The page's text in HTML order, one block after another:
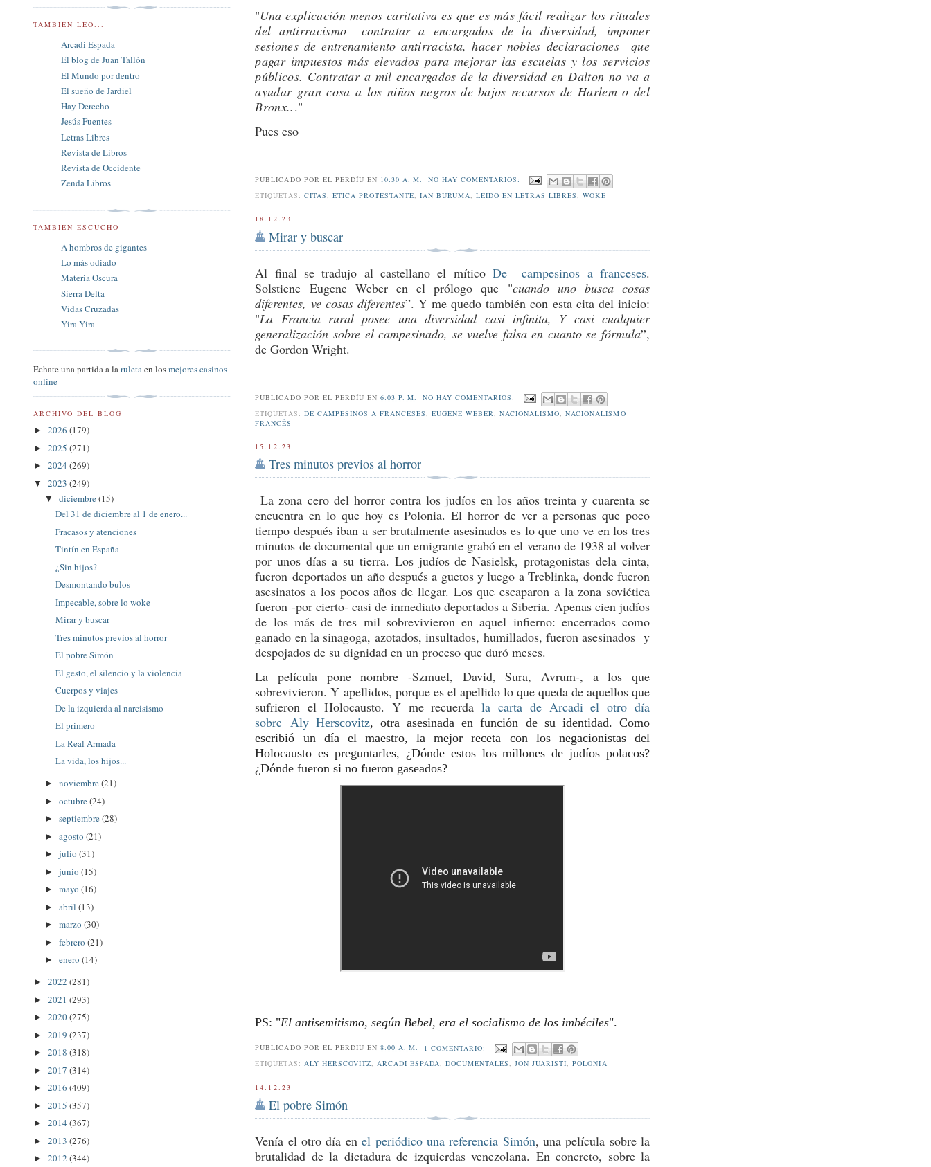
"Una explicación menos caritativa es que es más fácil realizar los rituales
del antirracismo –contratar a encargados de la diversidad, imponer
sesiones de entrenamiento antirracista, hacer nobles declaraciones– que
pagar impuestos más elevados para mejorar las escuelas y los servicios
públicos. Contratar a mil encargados de la diversidad en Dalton no va a
ayudar gran cosa a los niños negros de bajos recursos de Harlem o del
Bronx..."
Pues eso
PUBLICADO POR EL PERDÍU EN 10:30 A. M.
NO HAY COMENTARIOS:
ETIQUETAS: CITAS ÉTICA PROTESTANTE IAN BURUMA ,LEÍDO EN LETRAS LIBRES ,WOKE
18.12.23
Mirar y buscar
Al final se tradujo al castellano el mítico De campesinos a franceses.
Solstiene Eugene Weber en el prólogo que "cuando uno busca cosas
diferentes, ve cosas diferentes”. Y me quedo también con esta cita del inicio:
"La Francia rural posee una diversidad casi infinita, Y casi cualquier
generalización sobre el campesinado, se vuelve falsa en cuanto se fórmula”,
de Gordon Wright.
PUBLICADO POR EL PERDÍU EN 6:03 P. M.
NO HAY COMENTARIOS:
ETIQUETAS: DE CAMPESINOS A FRANCESES EUGENE WEBER ,NACIONALISMO ,NACIONALISMO
FRANCÉS
15.12.23
Tres minutos previos al horror
La zona cero del horror contra los judíos en los años treinta y cuarenta se
encuentra en lo que hoy es Polonia. El horror de ver a personas que poco
tiempo después iban a ser brutalmente asesinados es lo que uno ve en los tres
minutos de documental que un emigrante grabó en el verano de 1938 al volver
por unos días a su tierra. Los judíos de Nasielsk, protagonistas dela cinta,
fueron deportados un año después a guetos y luego a Treblinka, donde fueron
asesinatos a los pocos años de llegar. Los que escaparon a la zona soviética
fueron -por cierto- casi de inmediato deportados a Siberia. Apenas cien judíos
de los más de tres mil sobrevivieron en aquel infierno: encerrados como
ganado en la sinagoga, azotados, insultados, humillados, fueron asesinados y
despojados de su dignidad en un proceso que duró meses.
La película pone nombre -Szmuel, David, Sura, Avrum-, a los que
sobrevivieron. Y apellidos, porque es el apellido lo que queda de aquellos que
sufrieron el Holocausto. Y me recuerdala carta de Arcadi el otro día
sobre Aly Herscovitz, otra asesinada en función de su identidad. Como
escribió un día el maestro, la mejor receta con los negacionistas del
Holocausto es preguntarles, ¿Dónde estos los millones de judíos polacos?
¿Dónde fueron si no fueron gaseados?
PS: "El antisemitismo, según Bebel, era el socialismo de los imbéciles".
PUBLICADO POR EL PERDÍU EN 8:00 A. M.
1 COMENTARIO:
ETIQUETAS: ALY HERSCOVITZ, ARCADI ESPADA,DOCUMENTALES,JON JUARISTI,POLONIA
14.12.23
El pobre Simón
Venía el otro día enel periódico una referencia Simón, una película sobre la
brutalidad de la dictadura de izquierdas venezolana. En concreto, sobre la
TAMBIÉN LEO...
Arcadi Espada
El blog de Juan Tallón
El Mundo por dentro
El sueño de Jardiel
Hay Derecho
Jesús Fuentes
Letras Libres
Revista de Libros
Revista de Occidente
Zenda Libros
TAMBIÉN ESCUCHO
A hombros de gigantes
Lo más odiado
Materia Oscura
Sierra Delta
Vidas Cruzadas
Yira Yira
Échate una partida a laruletaen losmejores casinos
online
ARCHIVO DEL BLOG
► 2026 (179)
► 2025 (271)
► 2024 (269)
▼ 2023 (249)
▼ diciembre(15)
Del 31 de diciembre al 1 de enero...
Fracasos y atenciones
Tintín en España
¿Sin hijos?
Desmontando bulos
Impecable, sobre lo woke
Mirar y buscar
Tres minutos previos al horror
El pobre Simón
El gesto, el silencio y la violencia
Cuerpos y viajes
De la izquierda al narcisismo
El primero
La Real Armada
La vida, los hijos...
► noviembre(21)
► octubre(24)
► septiembre(28)
► agosto (21)
► julio (31)
► junio (15)
► mayo (16)
► abril (13)
► marzo (30)
► febrero (21)
► enero (14)
► 2022 (281)
► 2021 (293)
► 2020(275)
► 2019 (237)
► 2018 (318)
► 2017 (314)
► 2016 (409)
► 2015 (357)
► 2014 (367)
► 2013 (276)
► 2012 (344)